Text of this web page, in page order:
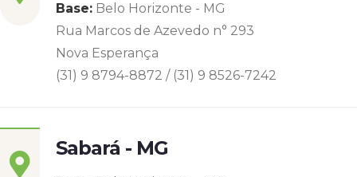
Base: Belo Horizonte - MG
Rua Marcos de Azevedo n° 293
Nova Esperança
(31) 9 8794-8872 / (31) 9 8526-7242
Sabará - MG